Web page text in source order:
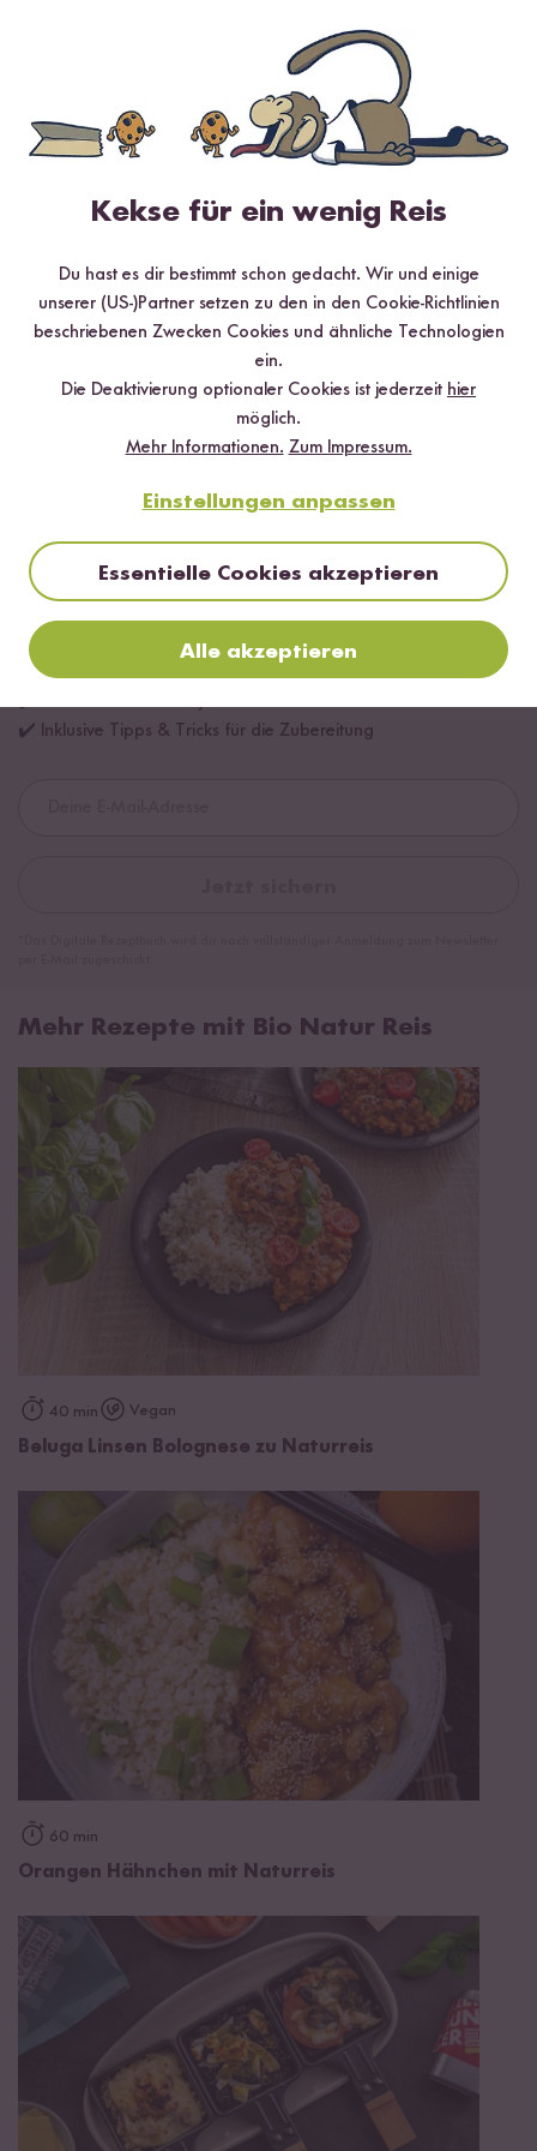
Loading...
71
Vollkorn Bio Basmati
ab CHF 6.30
Gekeimter Bio Natur
Reis
ab CHF 12.30CHF 20.50 / kg
Digitales Rezeptbuch per E-Mail
✔️ 25 leckere Rezepte aus unseren bunten Kochwelten
✔️ Inklusive Tipps & Tricks für die Zubereitung
Mehr Rezepte mit Bio Natur Reis
40 min Vegan
Beluga Linsen Bolognese zu Naturreis
60 min
Orangen Hähnchen mit Naturreis
Kekse für ein wenig Reis
Du hast es dir bestimmt schon gedacht. Wir und einige
unserer (US-)Partner setzen zu den in den Cookie-Richtlinien
beschriebenen Zwecken Cookies und ähnliche Technologien
ein.
Die Deaktivierung optionaler Cookies ist jederzeit hier
möglich.
Mehr Informationen. Zum Impressum.
Einstellungen anpassen
Essentielle Cookies akzeptieren
Alle akzeptieren